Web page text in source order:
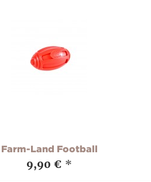
Farm-Land Football
9,90 € *